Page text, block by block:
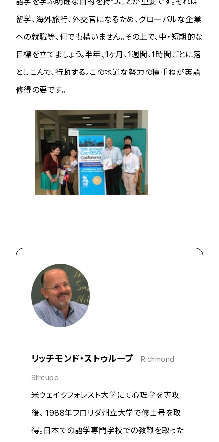
留学、海外旅行、外交官になるため、グローバルな企業
への就職等、何でも構いません。その上で、中・短期的な
目標を立てましょう。半年、1ヶ月、1週間、1時間ごとに落
としこんで、行動する。この地道な努力の積重ねが英語
修得の要です。
リッチモンド・ストゥループ Richmond
Stroupe
米ウェイクフォレスト大学にて心理学を専攻
後、 1988年フロリダ州立大学で修士号を取
得。日本での語学専門学校での教鞭を取った